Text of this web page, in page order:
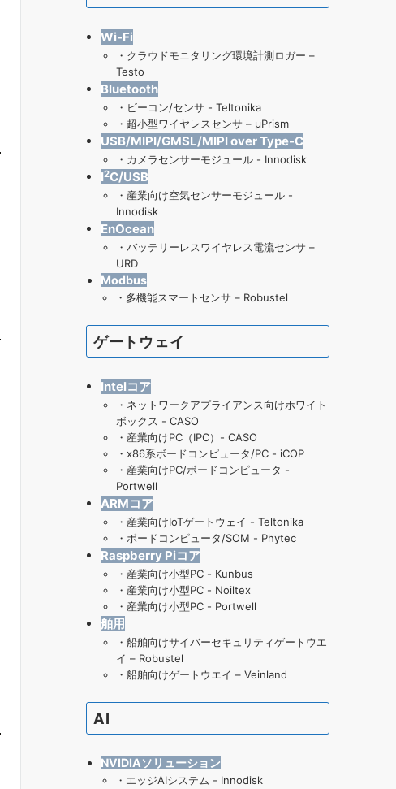
Wi-Fi
・ クラウドモニタリング環境計測ロガー –
Testo
Bluetooth
・ ビーコン/センサ - Teltonika
・ 超小型ワイヤレスセンサ – μPrism
USB/MIPI/GMSL/MIPI over Type-C
・ カメラセンサーモジュール - Innodisk
I2C/USB
・ 産業向け空気センサーモジュール-
Innodisk
EnOcean
・ バッテリーレスワイヤレス電流センサ –
URD
Modbus
・ 多機能スマートセンサ – Robustel
ゲートウェイ
Intelコア
・ ネットワークアプライアンス向けホワイト
ボックス - CASO
・ 産業向けPC（IPC）- CASO
・ x86系ボードコンピュータ/PC - iCOP
・ 産業向けPC/ボードコンピュータ -
Portwell
ARMコア
・ 産業向けIoTゲートウェイ - Teltonika
・ ボードコンピュータ/SOM - Phytec
Raspberry Piコア
・ 産業向け小型PC - Kunbus
・ 産業向け小型PC - Noiltex
・ 産業向け小型PC - Portwell
舶用
・ 船舶向けサイバーセキュリティゲートウエ
イ – Robustel
・ 船舶向けゲートウエイ – Veinland
AI
NVIDIAソリューション
・ エッジAIシステム - Innodisk